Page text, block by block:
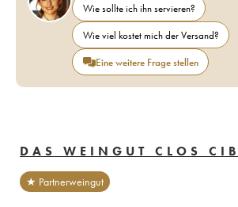
Wie sollte ich ihn servieren?
Wie viel kostet mich der Versand?
Eine weitere Frage stellen
DAS WEINGUT CLOS
★ Partnerweingut